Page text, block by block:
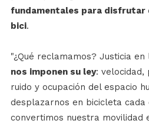
fundamentales para disfrutar
bici.
"¿Qué reclamamos? Justicia
nos imponen su ley: velocidad,
ruido y ocupación del espacio
desplazarnos en bicicleta cada
convertimos nuestra movilidad